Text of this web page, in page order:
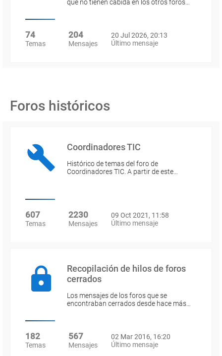
que no tienen cabida en los otros foros…
74
Temas
204
Mensajes
20 Jul 2026, 20:13
Último mensaje
Foros históricos
Coordinadores TIC
Histórico de temas del foro de
Coordinadores TIC. A partir de este…
607
Temas
2230
Mensajes
09 Oct 2021, 11:58
Último mensaje
Recopilación de hilos de foros
cerrados
Los mensajes de los foros que se
encontraban cerrados desde hace más…
182
Temas
567
Mensajes
02 Mar 2016, 16:20
Último mensaje